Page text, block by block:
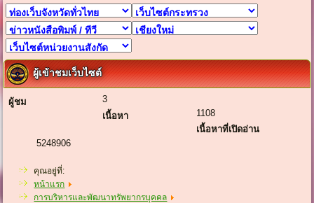
ผู้เข้าชมเว็บไซต์
ผู้ชม
3
เนื้อหา
1108
เนื้อหาที่เปิดอ่าน
5248906
คุณอยู่ที่:
หน้าแรก
การบริหารและพัฒนาทรัพยากรบุคคล